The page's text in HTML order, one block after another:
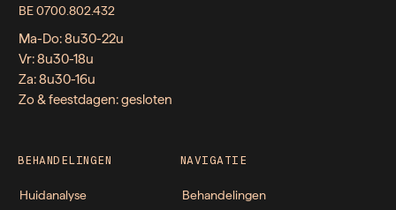
BE 0700.802.432
Ma-Do: 8u30-22u
Vr: 8u30-18u
Za: 8u30-16u
Zo & feestdagen: gesloten
BEHANDELINGEN
Huidanalyse
NAVIGATIE
Behandelingen